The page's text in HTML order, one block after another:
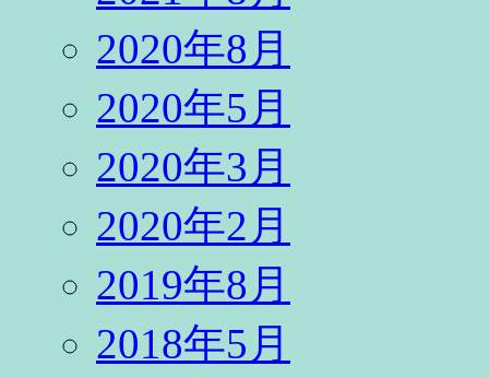
2020年8月
2020年5月
2020年3月
2020年2月
2019年8月
2018年5月